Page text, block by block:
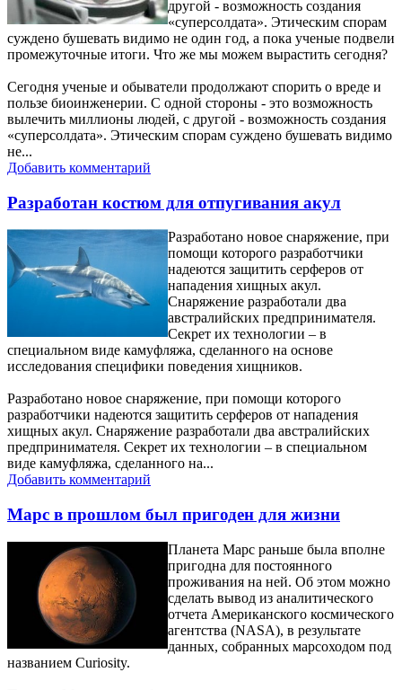
другой - возможность создания
«суперсолдата». Этическим спорам
суждено бушевать видимо не один год, а пока ученые подвели
промежуточные итоги. Что же мы можем вырастить сегодня?
Сегодня ученые и обыватели продолжают спорить о вреде и
пользе биоинженерии. С одной стороны - это возможность
вылечить миллионы людей, с другой - возможность создания
«суперсолдата». Этическим спорам суждено бушевать видимо
не...
Добавить комментарий
Разработан костюм для отпугивания акул
Разработано новое снаряжение, при
помощи которого разработчики
надеются защитить серферов от
нападения хищных акул.
Снаряжение разработали два
австралийских предпринимателя.
Секрет их технологии – в
специальном виде камуфляжа, сделанного на основе
исследования специфики поведения хищников.
Разработано новое снаряжение, при помощи которого
разработчики надеются защитить серферов от нападения
хищных акул. Снаряжение разработали два австралийских
предпринимателя. Секрет их технологии – в специальном
виде камуфляжа, сделанного на...
Добавить комментарий
Марс в прошлом был пригоден для жизни
Планета Марс раньше была вполне
пригодна для постоянного
проживания на ней. Об этом можно
сделать вывод из аналитического
отчета Американского космического
агентства (NASA), в результате
данных, собранных марсоходом под
названием Curiosity.